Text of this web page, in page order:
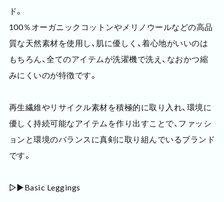
ド。
100％オーガニックコットンやメリノウールなどの高品
質な天然素材を使用し、肌に優しく、着心地がいいのは
もちろん、全てのアイテムが洗濯機で洗え、なおかつ縮
みにくいのが特徴です。
再生繊維やリサイクル素材を積極的に取り入れ、環境に
優しく持続可能なアイテムを作り出すことで、ファッシ
ョンと環境のバランスに真剣に取り組んでいるブランド
です。
▷▶Basic Leggings